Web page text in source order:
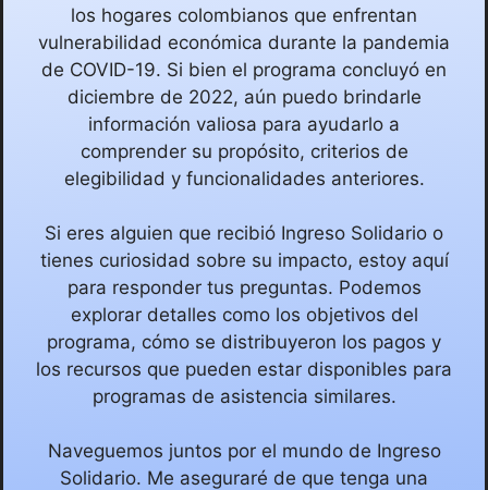
los hogares colombianos que enfrentan
vulnerabilidad económica durante la pandemia
de COVID-19. Si bien el programa concluyó en
diciembre de 2022, aún puedo brindarle
información valiosa para ayudarlo a
comprender su propósito, criterios de
elegibilidad y funcionalidades anteriores.
Si eres alguien que recibió Ingreso Solidario o
tienes curiosidad sobre su impacto, estoy aquí
para responder tus preguntas. Podemos
explorar detalles como los objetivos del
programa, cómo se distribuyeron los pagos y
los recursos que pueden estar disponibles para
programas de asistencia similares.
Naveguemos juntos por el mundo de Ingreso
Solidario. Me aseguraré de que tenga una